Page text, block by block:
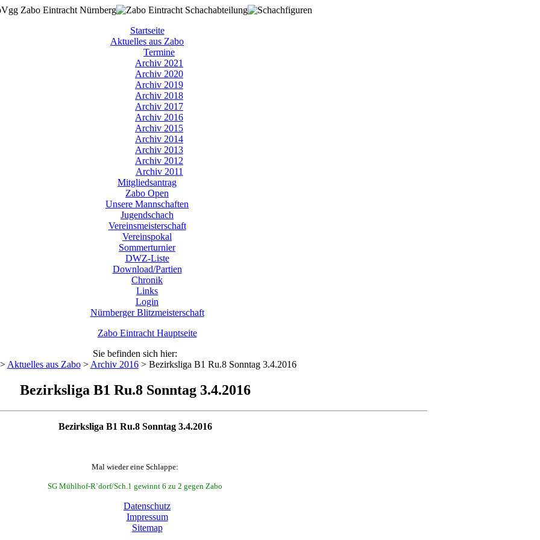
Startseite
Aktuelles aus Zabo
Termine
Archiv 2021
Archiv 2020
Archiv 2019
Archiv 2018
Archiv 2017
Archiv 2016
Archiv 2015
Archiv 2014
Archiv 2013
Archiv 2012
Archiv 2011
Mitgliedsantrag
Zabo Open
Unsere Mannschaften
Jugendschach
Vereinsmeisterschaft
Vereinspokal
Sommerturnier
DWZ-Liste
Download/Partien
Chronik
Links
Login
Nürnberger Blitzmeisterschaft
Zabo Eintracht Hauptseite
Sie befinden sich hier:
Aktuelles aus Zabo> Archiv 2016> Bezirksliga B1 Ru.8 Sonntag 3.4.2016
Bezirksliga B1 Ru.8 Sonntag 3.4.2016
Bezirksliga B1 Ru.8 Sonntag 3.4.2016
Mal wieder eine Schlappe:
SG Mühlhof-R`dorf/Sch.1 gewinnt 6 zu 2 gegen Zabo
Datenschutz
Impressum
Sitemap